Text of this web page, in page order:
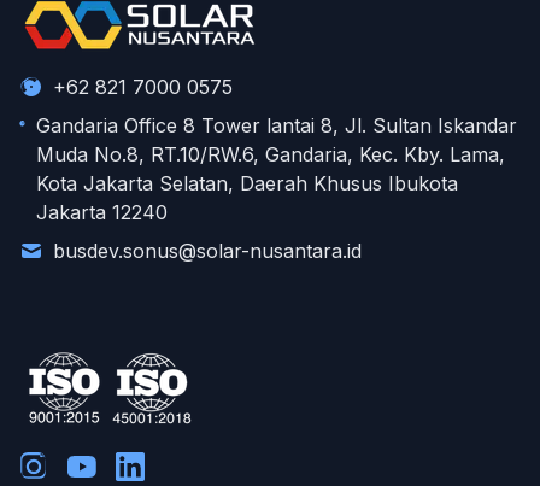
+62 821 7000 0575
Gandaria Office 8 Tower lantai 8, Jl. Sultan Iskandar
Muda No.8, RT.10/RW.6, Gandaria, Kec. Kby. Lama,
Kota Jakarta Selatan, Daerah Khusus Ibukota
Jakarta 12240
busdev.sonus@solar-nusantara.id